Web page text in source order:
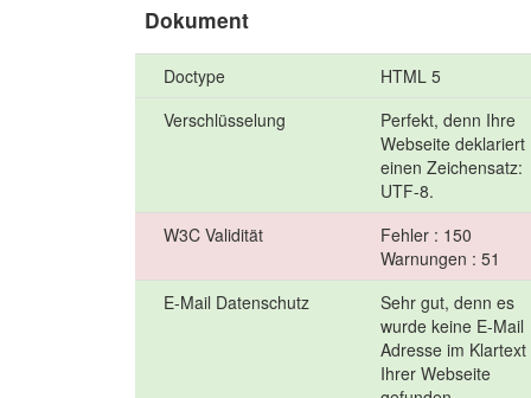
Dokument
Doctype
HTML 5
Verschlüsselung
Perfekt, denn Ihre
Webseite deklariert
einen Zeichensatz:
UTF-8.
W3C Validität
Fehler : 150
Warnungen : 51
E-Mail Datenschutz
Sehr gut, denn es
wurde keine E-Mail
Adresse im
Ihrer Webseite